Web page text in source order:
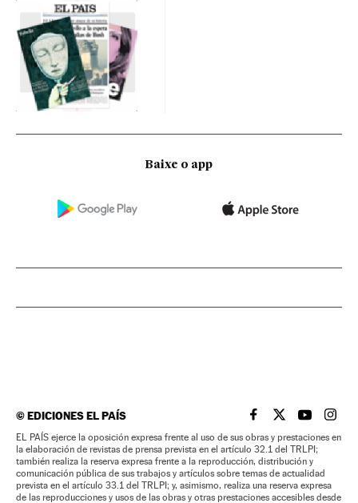
Baixe o app
©EDICIONES EL PAÍS EL PAÍS BRASIL EN
EL PAÍSEL PAÍS
EL
EL PAÍS ejerce la oposición expresa frente al uso de sus obras y prestaciones en
la elaboración de revistas de prensa prevista en el artículo 32.1 del TRLPI;
también realiza la reserva expresa frente a la reproducción, distribución y
comunicación pública de sus trabajos y artículos sobre temas de actualidad
prevista en el artículo 33.1 del TRLPI; y, asimismo, realiza una reserva expresa
de las reproducciones y usos de las obras y otras prestaciones accesibles desde